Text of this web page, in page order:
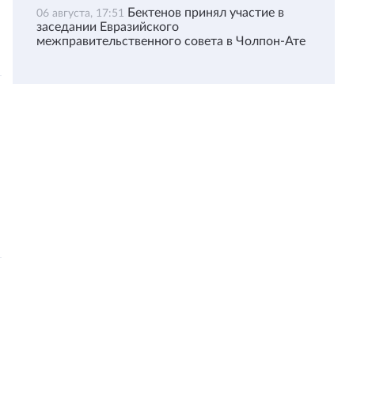
06 августа, 17:51 Бектенов принял участие в
заседании Евразийского
межправительственного совета в Чолпон-Ате